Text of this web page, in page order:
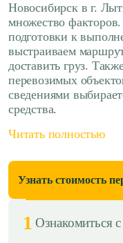
Новосибирск в г.
множество
подготовки к
выстраиваем
доставить груз.
перевозимых
сведениями
средства.
Читать полностью
Узнать стоимость
1 Ознакомиться